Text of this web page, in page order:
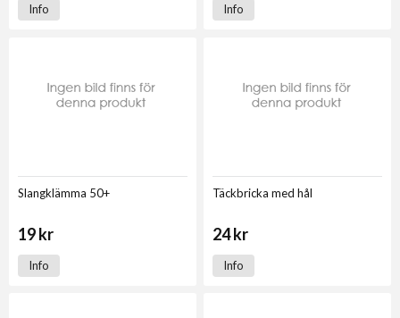
Info Info
Slangklämma 50+
19 kr
Info
Täckbricka med hål
24 kr
Info